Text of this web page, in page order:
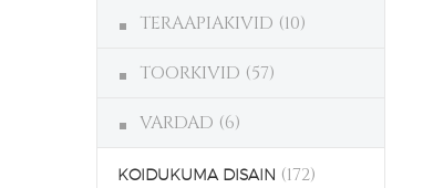
TERAAPIAKIVID (10)
TOORKIVID (57)
VARDAD (6)
KOIDUKUMA DISAIN (172)